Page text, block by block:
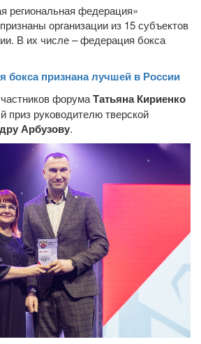
региональная федерация»
организации из 15 субъектов
В их числе – федерация бокса
бокса признана лучшей в России
форумаТатьяна Кириенко
приз руководителю тверской
Арбузову.